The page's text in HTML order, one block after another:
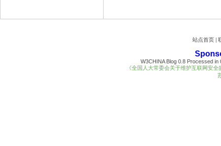
站点首页 |
W3CHINA Blog 0.8 Processed
《全国人大常委会关于维护互联网安全